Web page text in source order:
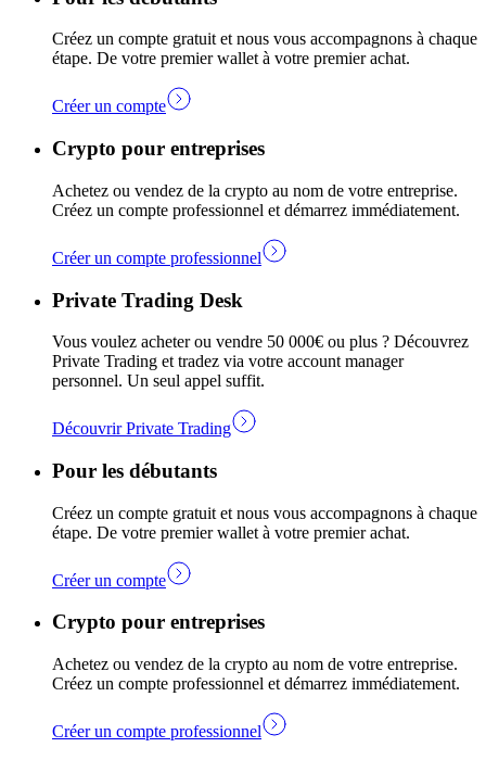
Créez un compte gratuit et nous vous accompagnons à chaque
étape. De votre premier wallet à votre premier achat.
Créer un compte
Crypto pour entreprises
Achetez ou vendez de la crypto au nom de votre entreprise.
Créez un compte professionnel et démarrez immédiatement.
Créer un compte professionnel
Private Trading Desk
Vous voulez acheter ou vendre 50 000€ ou plus ? Découvrez
Private Trading et tradez via votre account manager
personnel. Un seul appel suffit.
Découvrir Private Trading
Pour les débutants
Créez un compte gratuit et nous vous accompagnons à chaque
étape. De votre premier wallet à votre premier achat.
Créer un compte
Crypto pour entreprises
Achetez ou vendez de la crypto au nom de votre entreprise.
Créez un compte professionnel et démarrez immédiatement.
Créer un compte professionnel